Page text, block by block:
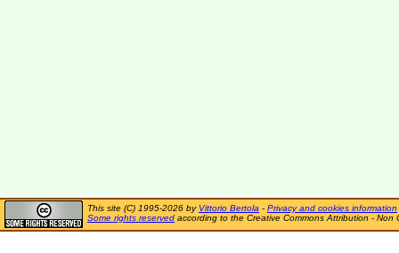
This site (C) 1995-2026 by Vittorio Bertola - Privacy and cookies information
Some rights reserved according to the Creative Commons Attribution - Non